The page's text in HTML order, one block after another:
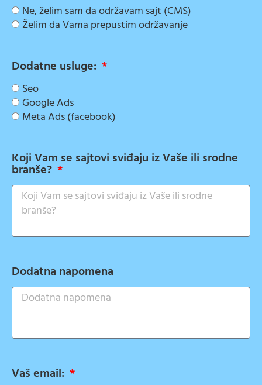
Ne, želim sam da održavam sajt (CMS)
Želim da Vama prepustim održavanje
Dodatne usluge:
Seo
Google Ads
Meta Ads (facebook)
Koji Vam se sajtovi sviđaju iz Vaše ili srodne
branše?
Dodatna napomena
Vaš email: